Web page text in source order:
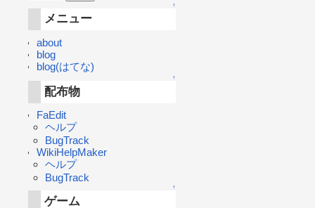
↑
メニュー
about
blog
blog(はてな)
↑
配布物
FaEdit
ヘルプ
BugTrack
WikiHelpMaker
ヘルプ
BugTrack
↑
ゲーム